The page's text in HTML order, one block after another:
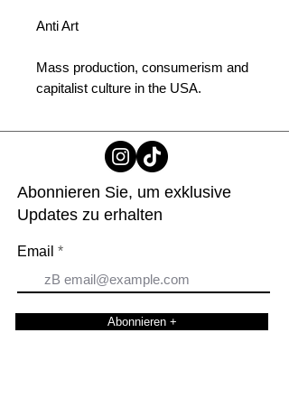
Anti Art
Mass production, consumerism and
capitalist culture in the USA.
Abonnieren Sie, um exklusive
Updates zu erhalten
Email
Abonnieren +